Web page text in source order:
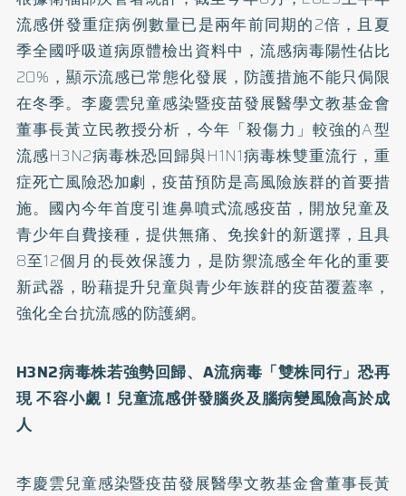
流感併發重症病例數量已是兩年前同期的2倍，且夏
季全國呼吸道病原體檢出資料中，流感病毒陽性佔比
20%，顯示流感已常態化發展，防護措施不能只侷限
在冬季。李慶雲兒童感染暨疫苗發展醫學文教基金會
董事長黃立民教授分析，今年「殺傷力」較強的A型
流感H3N2病毒株恐回歸與H1N1病毒株雙重流行，重
症死亡風險恐加劇，疫苗預防是高風險族群的首要措
施。國內今年首度引進鼻噴式流感疫苗，開放兒童及
青少年自費接種，提供無痛、免挨針的新選擇，且具
8至12個月的長效保護力，是防禦流感全年化的重要
新武器，盼藉提升兒童與青少年族群的疫苗覆蓋率，
強化全台抗流感的防護網。
H3N2病毒株若強勢回歸、 A流病毒「雙株同行」恐再
現 不容小覷！兒童流感併發腦炎及腦病變風險高於成
人
李慶雲兒童感染暨疫苗發展醫學文教基金會董事長黃